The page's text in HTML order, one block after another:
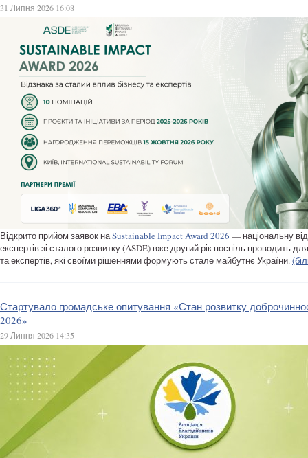
31 Липня 2026 16:08
Відкрито прийом заявок наSustainable Impact Award 2026 — національну
експертів зі сталого розвитку (ASDE) вже другий рік поспіль проводить для
та експертів, які своїми рішеннями формують стале майбутнє України.
Стартувало громадське опитування «Стан розвитку
2026»
29 Липня 2026 14:35